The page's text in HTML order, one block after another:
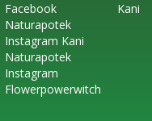
FacebookKani
Naturapotek
Instagram Kani
Naturapotek
Instagram
Flowerpowerwitch